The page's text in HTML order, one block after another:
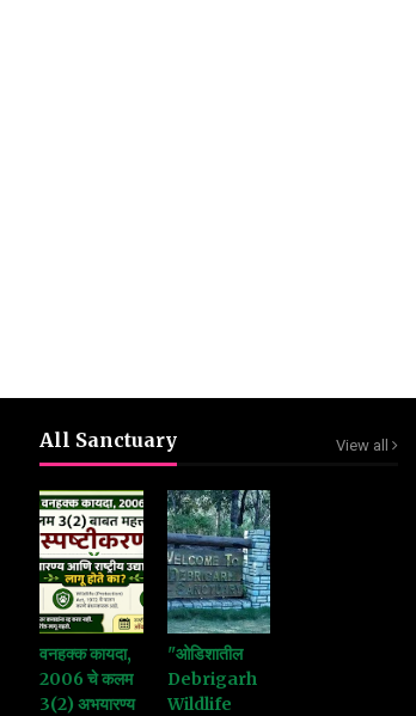
All Sanctuary View all
वनहक्क कायदा,
2006 चे कलम
3(2) अभयारण्य
"ओडिशातील
Debrigarh
Wildlife